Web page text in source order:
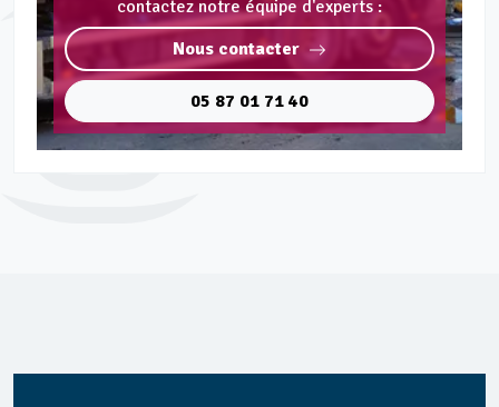
contactez notre équipe d'experts :
Nous contacter
05 87 01 71 40